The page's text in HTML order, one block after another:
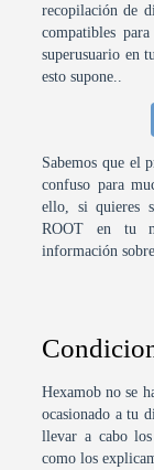
recopilación de
compatibles
superusuario en
esto supone..
Sabemos que el
confuso para
ello, si quieres
ROOT en tu
información
Hexamob no se
ocasionado a tu
llevar a cabo
como los